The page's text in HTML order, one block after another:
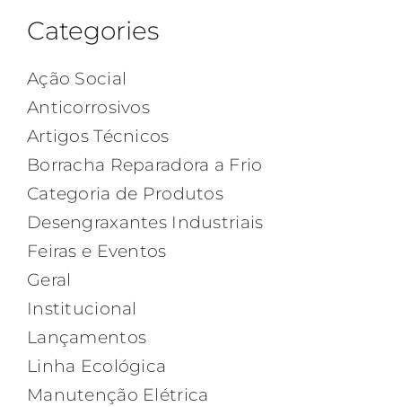
Categories
Ação Social
Anticorrosivos
Artigos Técnicos
Borracha Reparadora a Frio
Categoria de Produtos
Desengraxantes Industriais
Feiras e Eventos
Geral
Institucional
Lançamentos
Linha Ecológica
Manutenção Elétrica